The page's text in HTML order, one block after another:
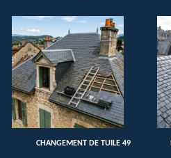
CHANGEMENT DE TUILE 49